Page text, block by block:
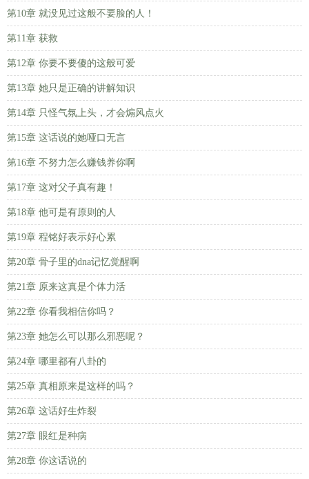
第10章 就没见过这般不要脸的人！
第11章 获救
第12章 你要不要傻的这般可爱
第13章 她只是正确的讲解知识
第14章 只怪气氛上头，才会煽风点火
第15章 这话说的她哑口无言
第16章 不努力怎么赚钱养你啊
第17章 这对父子真有趣！
第18章 他可是有原则的人
第19章 程铭好表示好心累
第20章 骨子里的dna记忆觉醒啊
第21章 原来这真是个体力活
第22章 你看我相信你吗？
第23章 她怎么可以那么邪恶呢？
第24章 哪里都有八卦的
第25章 真相原来是这样的吗？
第26章 这话好生炸裂
第27章 眼红是种病
第28章 你这话说的